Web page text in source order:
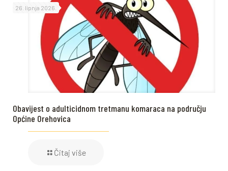
26. lipnja 2026.
Obavijest o adulticidnom tretmanu komaraca na području
Općine Orehovica
Čitaj više